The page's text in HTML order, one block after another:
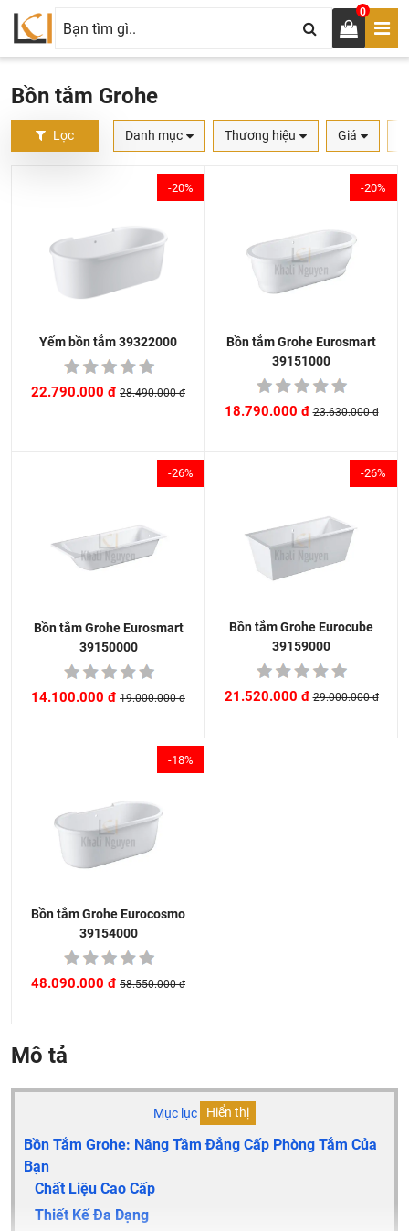
0
Bồn tắm Grohe
Lọc Danh mục Thương hiệu Giá
-20%
Yếm bồn tắm 39322000
22.790.000 đ 28.490.000 đ
-20%
Bồn tắm Grohe Eurosmart
39151000
18.790.000 đ 23.630.000 đ
-26%
Bồn tắm Grohe Eurosmart
39150000
14.100.000 đ 19.000.000 đ
-26%
Bồn tắm Grohe Eurocube
39159000
21.520.000 đ 29.000.000 đ
-18%
Bồn tắm Grohe Eurocosmo
39154000
48.090.000 đ 58.550.000 đ
Mô tả
Mục lục Hiển thị
Bồn Tắm Grohe: Nâng Tầm Đẳng Cấp Phòng Tắm Của
Bạn
Chất Liệu Cao Cấp
Thiết Kế Đa Dạng